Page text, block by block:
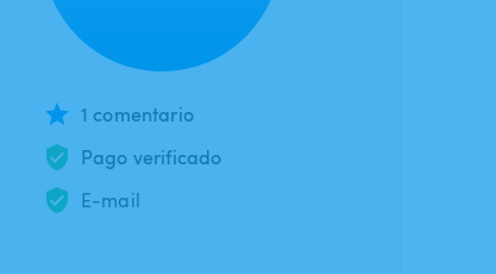
1 comentario
Pago verificado
E-mail